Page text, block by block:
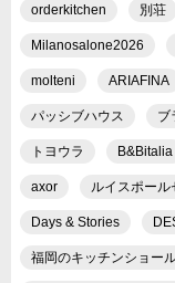
orderkitchen 別荘
Milanosalone2026
molteni ARIAFINA
パッシブハウス ブ
トヨウラ B&Bitalia
axor ルイスポール
Days & Stories
福岡のキッチンショー